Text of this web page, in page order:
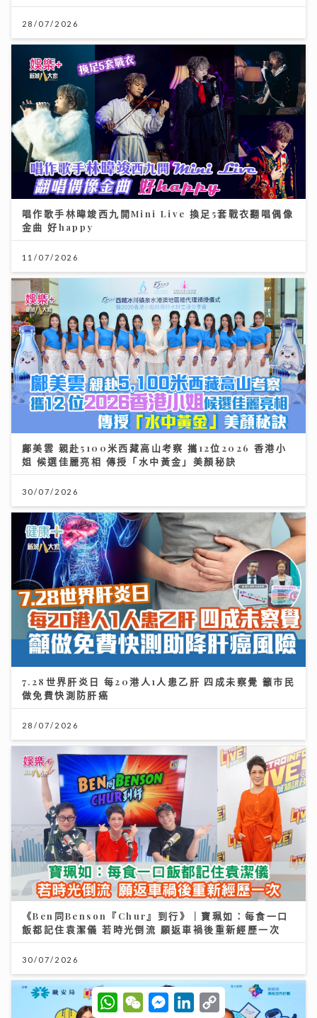
28/07/2026
唱作歌手林暐竣西九開Mini Live 換足5套戰衣翻唱偶像
金曲 好happy
11/07/2026
鄺美雲 親赴5100米西藏高山考察 攜12位2026 香港小
姐 候選佳麗亮相 傳授「水中黃金」美顏秘訣
30/07/2026
7.28世界肝炎日 每20港人1人患乙肝 四成未察覺 籲市民
做免費快測防肝癌
28/07/2026
《Ben同Benson『Chur』到行》｜寶珮如：每食一口
飯都記住袁潔儀 若時光倒流 願返車禍後重新經歷一次
30/07/2026
W
h
W
e
M
e
L
o